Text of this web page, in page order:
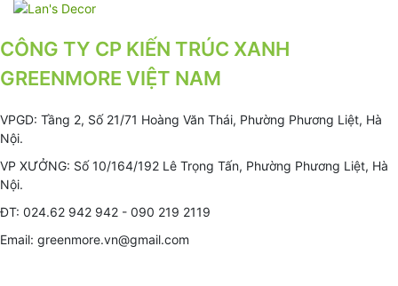
CÔNG TY CP KIẾN TRÚC XANH
GREENMORE VIỆT NAM
VPGD: Tầng 2, Số 21/71 Hoàng Văn Thái, Phường Phương Liệt, Hà
Nội.
VP XƯỞNG: Số 10/164/192 Lê Trọng Tấn, Phường Phương Liệt, Hà
Nội.
ĐT: 024.62 942 942 - 090 219 2119
Email: greenmore.vn@gmail.com